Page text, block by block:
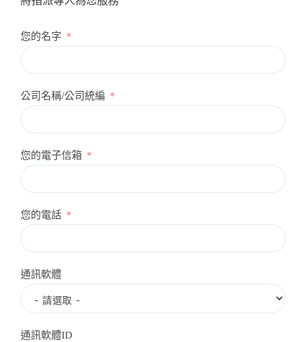
您的名字
公司名稱/公司統編
您的電子信箱
您的電話
通訊軟體
通訊軟體ID